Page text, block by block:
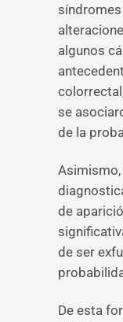
algunos
se
de la
de
de ser
De esta